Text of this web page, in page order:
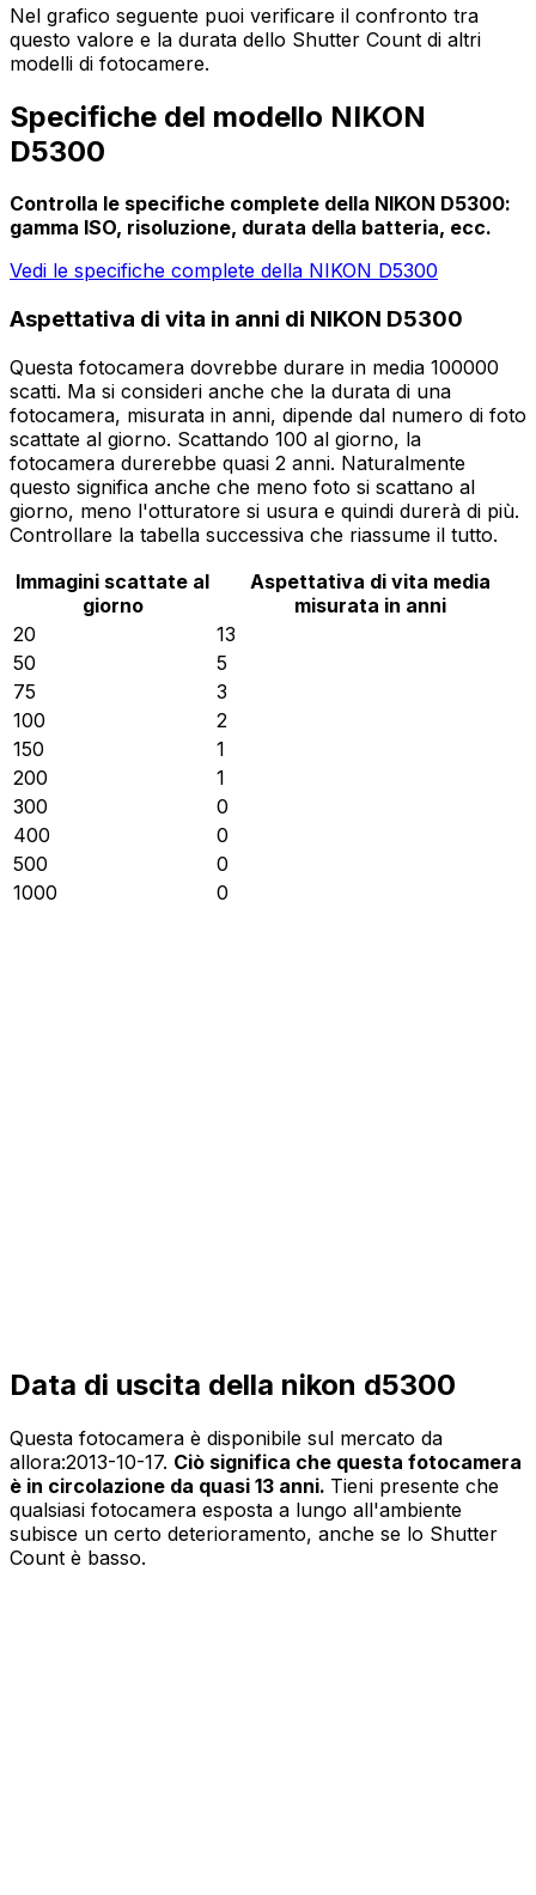
Nel grafico seguente puoi verificare il confronto tra
questo valore e la durata dello Shutter Count di altri
modelli di fotocamere.
Specifiche del modello NIKON
D5300
Controlla le specifiche complete della NIKON D5300:
gamma ISO, risoluzione, durata della batteria, ecc.
Vedi le specifiche complete della NIKON D5300
Aspettativa di vita in anni di NIKON D5300
Questa fotocamera dovrebbe durare in media 100000
scatti. Ma si consideri anche che la durata di una
fotocamera, misurata in anni, dipende dal numero di foto
scattate al giorno. Scattando 100 al giorno, la
fotocamera durerebbe quasi 2 anni. Naturalmente
questo significa anche che meno foto si scattano al
giorno, meno l'otturatore si usura e quindi durerà di più.
Controllare la tabella successiva che riassume il tutto.
Immagini scattate al
giorno
Aspettativa di vita media
misurata in anni
20
13
50
5
75
3
100
2
150
1
200
1
300
0
400
0
500
0
1000
0
Data di uscita della nikon d5300
Questa fotocamera è disponibile sul mercato da
allora:2013-10-17. Ciò significa che questa fotocamera
è in circolazione da quasi 13 anni. Tieni presente che
qualsiasi fotocamera esposta a lungo all'ambiente
subisce un certo deterioramento, anche se lo Shutter
Count è basso.